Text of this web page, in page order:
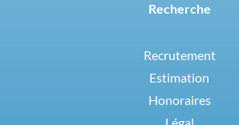
Recherche
Recrutement
Estimation
Honoraires